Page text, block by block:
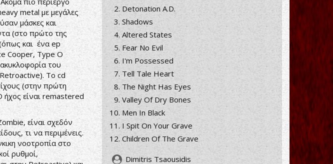
metal με μεγάλες
μάσκες και
(στο πρώτο της
και ένα ep
Cooper, Type O
του
Το cd
(στην πρώτη
ήχος είναι remastered
είναι σχεδόν
τι να περιμένεις.
νοοτροπία στο
ρυθμοί,
Detonation A.D.
Shadows
Altered States
Fear No Evil
I'm Possessed
Tell Tale Heart
The Night Has Eyes
Valley Of Dry Bones
Men In Black
I Spit On Your Grave
Children Of The Grave
Dimitris Tsaousidis